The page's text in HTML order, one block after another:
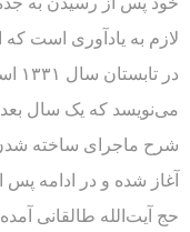
لازم به یادآوری است
می‌نویسد که یک سال
شرح ماجرای ساخته شدن
آغاز شده و در ادامه پس
حج آیت‌الله طالقانی